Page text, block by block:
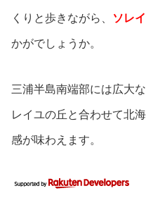
くりと歩きながら、 ソレ
かがでしょうか。
三浦半島南端部には広大
レイユの丘と合わせて北
感が味わえます。